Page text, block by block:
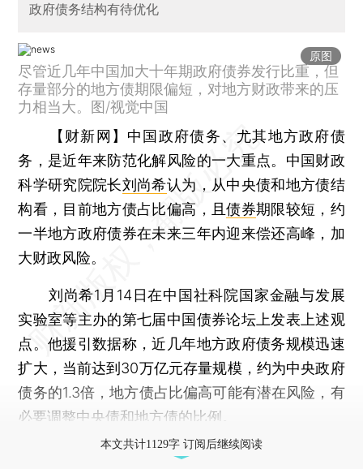
政府债务结构有待优化
原图
尽管近几年中国加大十年期政府债券发行比重，但
存量部分的地方债期限偏短，对地方财政带来的压
力相当大。图/视觉中国
【财新网】 中国政府债务、尤其地方政府债
务，是近年来防范化解风险的一大重点。中国财政
科学研究院院长刘尚希认为，从中央债和地方债结
构看，目前地方债占比偏高，且债券期限较短，约
一半地方政府债券在未来三年内迎来偿还高峰，加
大财政风险。
刘尚希1月14日在中国社科院国家金融与发展
实验室等主办的第七届中国债券论坛上发表上述观
点。他援引数据称，近几年地方政府债务规模迅速
扩大，当前达到30万亿元存量规模，约为中央政府
债务的1.3倍，地方债占比偏高可能有潜在风险，有
必要调整中央债和地方债的比例。
本文共计1129字 订阅后继续阅读